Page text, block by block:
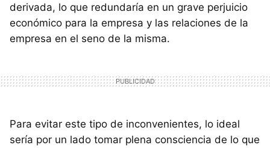
derivada, lo que redundaría en un grave perjuicio
económico para la empresa y las relaciones de la
empresa en el seno de la misma.
Para evitar este tipo de inconvenientes, lo ideal
sería por un lado tomar plena consciencia de lo que